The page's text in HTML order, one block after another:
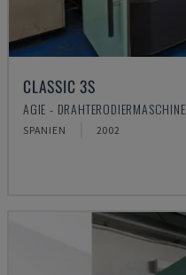
CLASSIC 3S
AGIE - DRAHTERODIERMASCHINE
SPANIEN 2002